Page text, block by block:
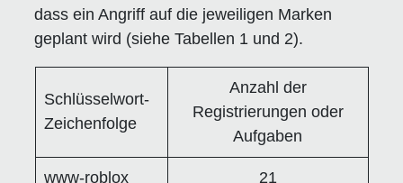
dass ein Angriff auf die jeweiligen Marken
geplant wird (siehe Tabellen 1 und 2).
Schlüsselwort-
Zeichenfolge
Anzahl der
Registrierungen oder
Aufgaben
www-roblox 21